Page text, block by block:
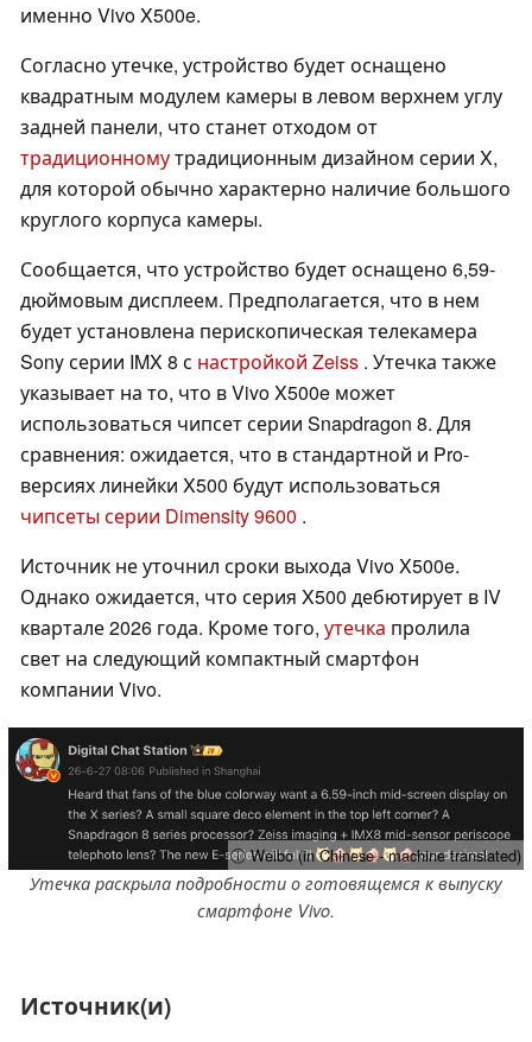
именно Vivo X500e.
Согласно утечке, устройство будет оснащено
квадратным модулем камеры в левом верхнем углу
задней панели, что станет отходом от
традиционномутрадиционным дизайном серии X,
для которой обычно характерно наличие большого
круглого корпуса камеры.
Сообщается, что устройство будет оснащено 6,59-
дюймовым дисплеем. Предполагается, что в нем
будет установлена перископическая телекамера
Sony серии IMX 8 с настройкой Zeiss . Утечка также
указывает на то, что в Vivo X500e может
использоваться чипсет серии Snapdragon 8. Для
сравнения: ожидается, что в стандартной и Pro-
версиях линейки X500 будут использоваться
чипсеты серии Dimensity 9600 .
Источник не уточнил сроки выхода Vivo X500e.
Однако ожидается, что серия X500 дебютирует в IV
квартале 2026 года. Кроме того, утечка пролила
свет на следующий компактный смартфон
компании Vivo.
ⓘ Weibo (in Chinese - machine translated)
Утечка раскрыла подробности о готовящемся к выпуску
смартфоне Vivo.
Источник(и)